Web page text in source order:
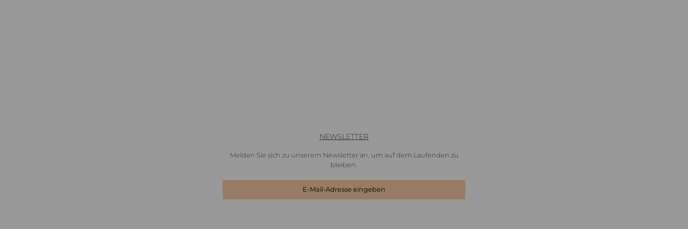
NEWSLETTER
Melden Sie sich zu unserem Newsletter an, um auf dem Laufenden zu
bleiben.